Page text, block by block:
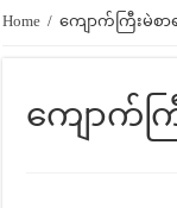
Home / ကျောက်ကြီးမဲစာ
ကျောက်က